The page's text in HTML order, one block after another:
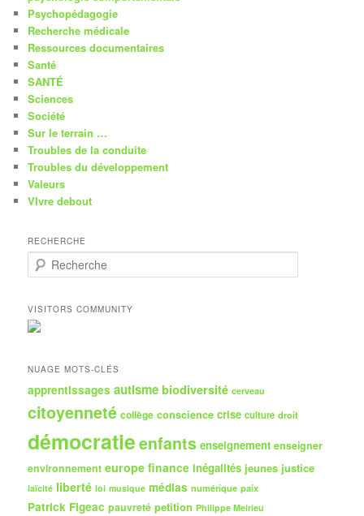
Psychopédagogie
Recherche médicale
Ressources documentaires
Santé
SANTÉ
Sciences
Société
Sur le terrain …
Troubles de la conduite
Troubles du développement
Valeurs
VIvre debout
RECHERCHE
e
h
e
r
h
VISITORS COMMUNITY
NUAGE MOTS-CLÉS
apprentissages autisme biodiversité cerveau
citoyenneté collège conscience crise culture droit
démocratieenfants enseignement enseigner
environnement europe finance inégalités jeunes justice
laïcité liberté loi musique médias numérique paix
Patrick Figeac pauvreté petition Philippe Meirieu